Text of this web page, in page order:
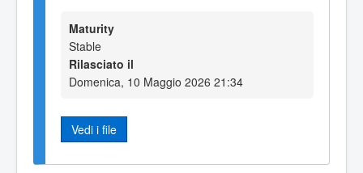
Maturity
Stable
Rilasciato il
Domenica, 10 Maggio 2026 21:34
Vedi i file